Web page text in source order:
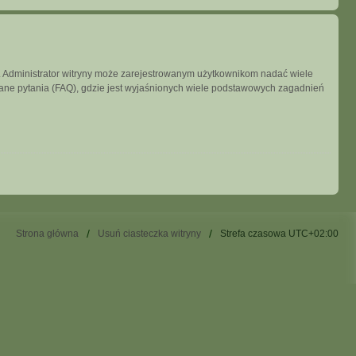
witryny może zarejestrowanym użytkownikom nadać wiele
pytania (FAQ), gdzie jest wyjaśnionych wiele podstawowych zagadnień
Strona główna Usuń ciasteczka witryny Strefa czasowa UTC+02:00